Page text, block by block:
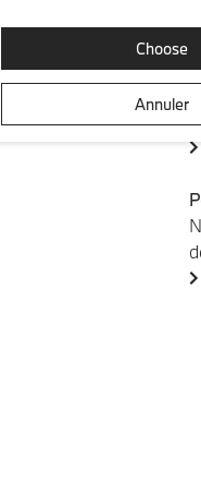
Choose
Annuler